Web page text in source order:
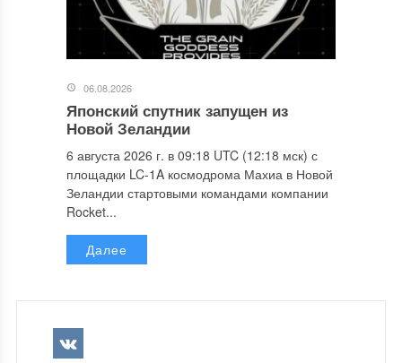
06.08.2026
Японский спутник запущен из
Новой Зеландии
6 августа 2026 г. в 09:18 UTC (12:18 мск) с
площадки LC-1A космодрома Махиа в Новой
Зеландии стартовыми командами компании
Rocket...
Далее